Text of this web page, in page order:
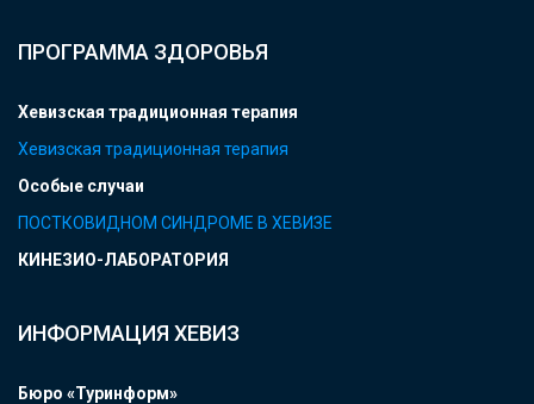
ПРОГРАММА ЗДОРОВЬЯ
Хевизская традиционная терапия
Хевизская традиционная терапия
Особые случаи
ПОСТКОВИДНОМ СИНДРОМЕ В ХЕВИЗЕ
КИНЕЗИО-ЛАБОРАТОРИЯ
ИНФОРМАЦИЯ ХЕВИЗ
Бюро «Туринформ»